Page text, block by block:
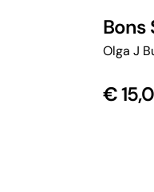
Bons
Olga J
€